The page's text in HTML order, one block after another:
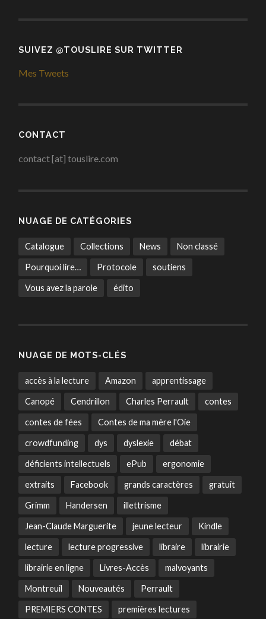
SUIVEZ @TOUSLIRE SUR TWITTER
Mes Tweets
CONTACT
contact [at] touslire.com
NUAGE DE CATÉGORIES
Catalogue Collections News Non classé
Pourquoi lire… Protocole soutiens
Vous avez la parole édito
NUAGE DE MOTS-CLÉS
accès à la lecture Amazon apprentissage
Canopé Cendrillon Charles Perrault contes
contes de fées Contes de ma mère l'Oie
crowdfunding dys dyslexie débat
déficients intellectuels ePub ergonomie
extraits Facebook grands caractères gratuit
Grimm Handersen illettrisme
Jean-Claude Marguerite jeune lecteur Kindle
lecture lecture progressive libraire librairie
librairie en ligne Livres-Accès malvoyants
Montreuil Nouveautés Perrault
PREMIERS CONTES premières lectures